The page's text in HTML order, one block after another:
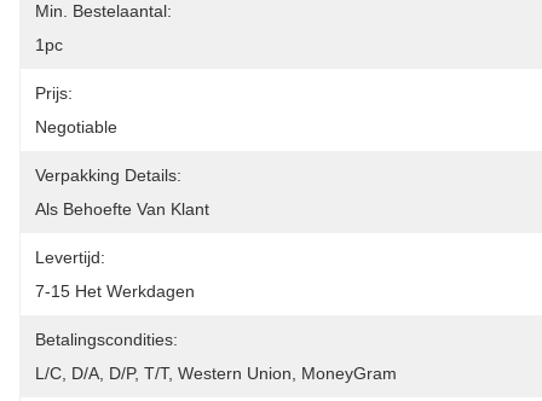
Min. Bestelaantal:
1pc
Prijs:
Negotiable
Verpakking Details:
Als Behoefte Van Klant
Levertijd:
7-15 Het Werkdagen
Betalingscondities:
L/C, D/A, D/P, T/T, Western Union, MoneyGram